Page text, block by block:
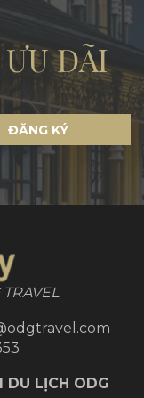
ĐÃI
ĐĂNG KÝ
DU LỊCH ODG